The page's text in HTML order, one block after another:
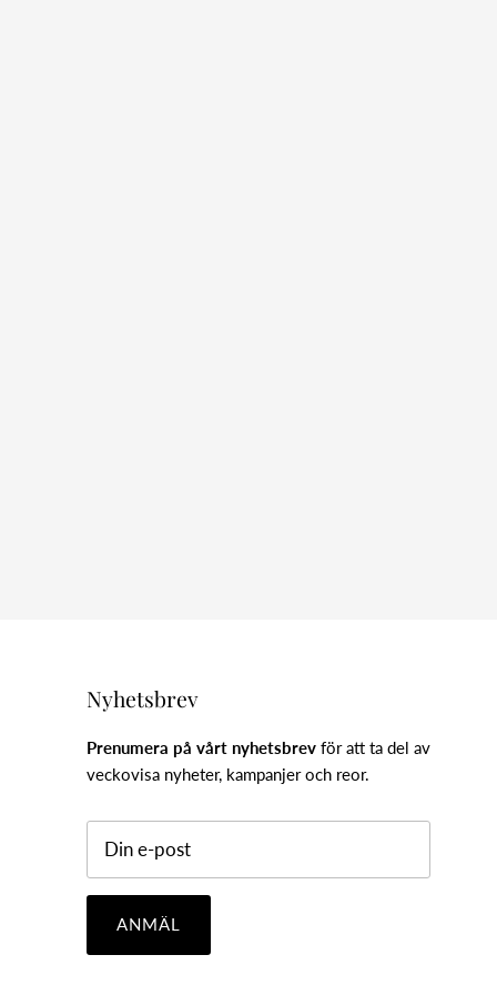
Nyhetsbrev
Prenumera på vårt nyhetsbrev för att ta del av
veckovisa nyheter, kampanjer och reor.
ANMÄL